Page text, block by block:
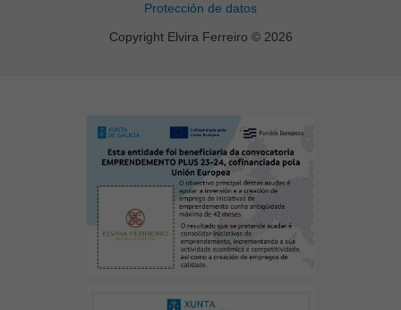
Protección de datos
Copyright Elvira Ferreiro © 2026